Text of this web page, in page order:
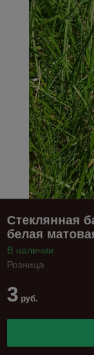
Стеклянная
белая
В наличии
Розница
3 руб.